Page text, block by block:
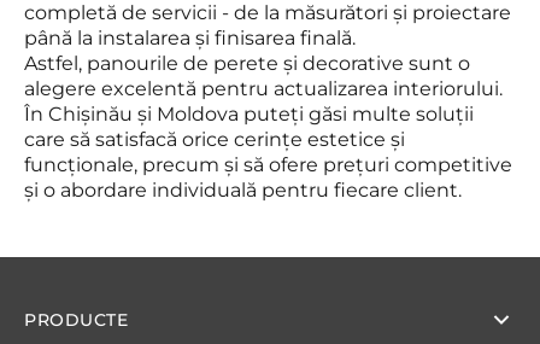
completă de servicii - de la măsurători și proiectare
până la instalarea și finisarea finală.
Astfel, panourile de perete și decorative sunt o
alegere excelentă pentru actualizarea interiorului.
În Chișinău și Moldova puteți găsi multe soluții
care să satisfacă orice cerințe estetice și
funcționale, precum și să ofere prețuri competitive
și o abordare individuală pentru fiecare client.
PRODUCTE